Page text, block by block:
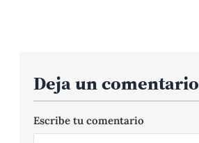
Deja un comentario
Escribe tu comentario